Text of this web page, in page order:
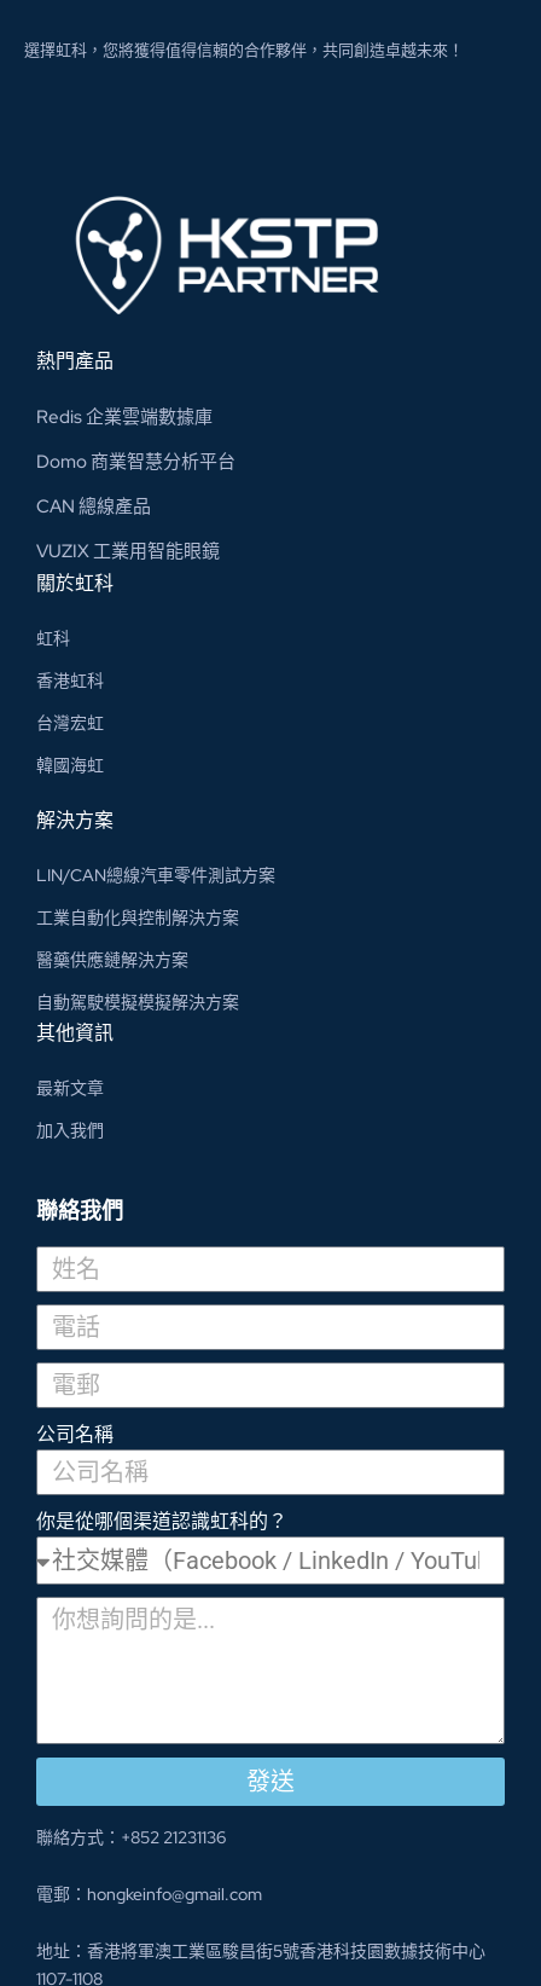
選擇虹科，您將獲得值得信賴的合作夥伴，共同創造卓越未來！
熱門產品
Redis 企業雲端數據庫
Domo 商業智慧分析平台
CAN 總線​產品
VUZIX 工業用智能眼鏡
關於虹科
虹科
香港虹科
台灣宏虹
韓國海虹
解決方案
LIN/CAN總線汽車零件測試方案
工業自動化與控制解決方案
醫藥供應鏈解決方案
自動駕駛模擬模擬解決方案
其他資訊
最新文章
加入我們
聯絡我們
公司名稱
你是從哪個渠道認識虹科的？
發送
聯絡方式：+852 21231136
電郵：hongkeinfo@gmail.com
地址：香港將軍澳工業區駿昌街5號香港科技園數據技術中心
1107-1108